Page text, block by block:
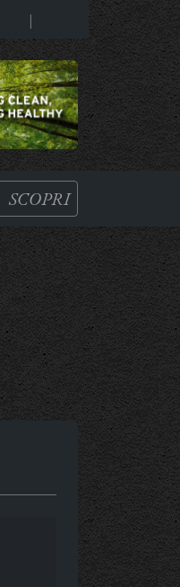
|
SCOPRI